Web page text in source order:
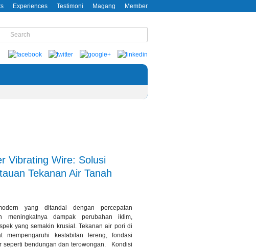
Experiences Testimoni Magang Member
Vibrating Wire: Solusi
Tekanan Air Tanah
yang ditandai dengan percepatan
meningkatnya dampak perubahan iklim,
yang semakin krusial. Tekanan air pori di
mempengaruhi kestabilan lereng, fondasi
seperti bendungan dan terowongan. Kondisi